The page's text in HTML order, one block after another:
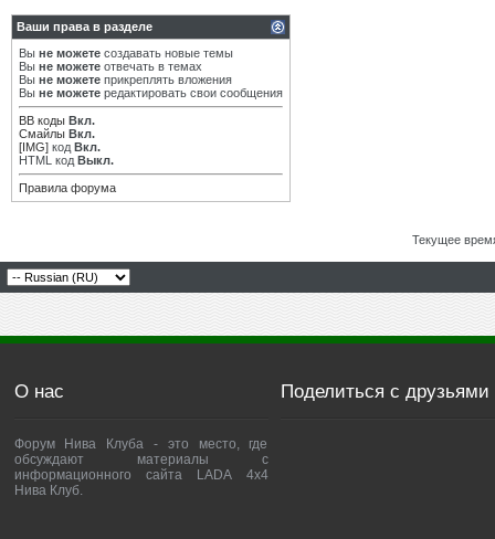
Ваши права в разделе
Вы не можете создавать новые темы
Вы не можете отвечать в темах
Вы не можете прикреплять вложения
Вы не можете редактировать свои сообщения
BB коды Вкл.
Смайлы Вкл.
[IMG] код Вкл.
HTML код Выкл.
Правила форума
Текущее
О нас
Форум Нива Клуба - это место, где
обсуждают материалы с
информационного сайта LADA 4x4
Нива Клуб.
Поделиться с друзьями